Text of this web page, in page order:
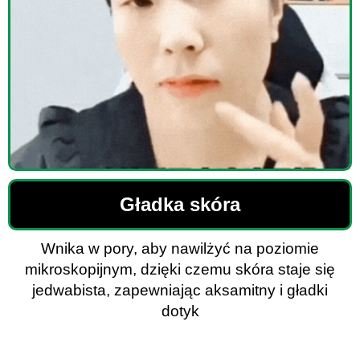
Gładka skóra
Wnika w pory, aby nawilżyć na poziomie
mikroskopijnym, dzięki czemu skóra staje się
jedwabista, zapewniając aksamitny i gładki
dotyk